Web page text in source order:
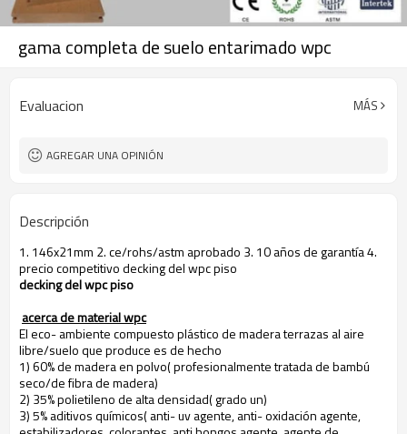
gama completa de suelo entarimado wpc
Evaluacion MÁS
AGREGAR UNA OPINIÓN
Descripción
1. 146x21mm 2. ce/rohs/astm aprobado 3. 10 años de garantía 4.
precio competitivo decking del wpc piso
decking del wpc piso
acerca de material wpc
El eco- ambiente compuesto plástico de madera terrazas al aire
libre/suelo que produce es de hecho
1) 60% de madera en polvo( profesionalmente tratada de bambú
seco/de fibra de madera)
2) 35% polietileno de alta densidad( grado un)
3) 5% aditivos químicos( anti- uv agente, anti- oxidación agente,